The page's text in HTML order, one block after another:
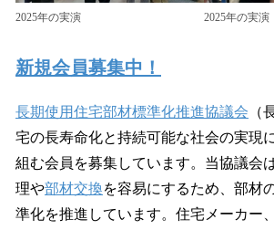
2025年の実演 2025年の実演
新規会員募集中！
長期使用住宅部材標準化推進協議会 （
宅の長寿命化と持続可能な社会の実現
組む会員を募集しています。当協議会
理や部材交換を容易にするため、部材
準化を推進しています。住宅メーカー